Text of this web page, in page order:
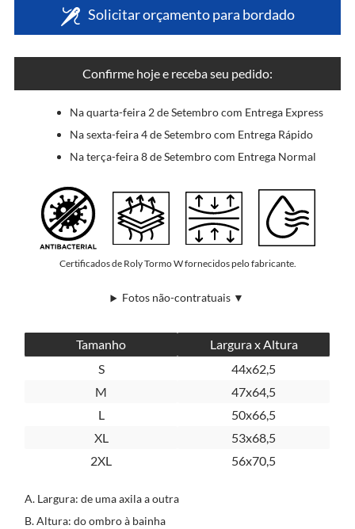
Solicitar orçamento para bordado
Confirme hoje e receba seu pedido:
Na quarta-feira 2 de Setembro com Entrega Express
Na sexta-feira 4 de Setembro com Entrega Rápido
Na terça-feira 8 de Setembro com Entrega Normal
Certificados de Roly Tormo W fornecidos pelo fabricante.
Fotos não-contratuais ▼
Tamanho
Largura x Altura
S
44x62,5
M
47x64,5
L
50x66,5
XL
53x68,5
2XL
56x70,5
A. Largura: de uma axila a outra
B. Altura: do ombro à bainha